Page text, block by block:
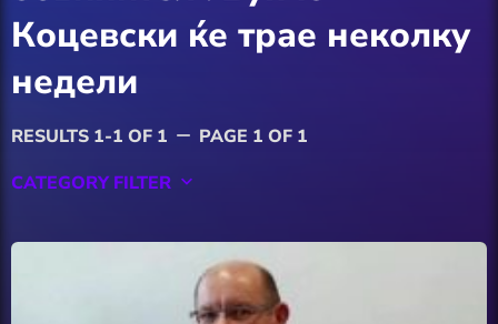
Коцевски ќе трае неколку
недели
RESULTS 1-1 OF 1 remove PAGE 1 OF 1
CATEGORY FILTER keyboard_arrow_down